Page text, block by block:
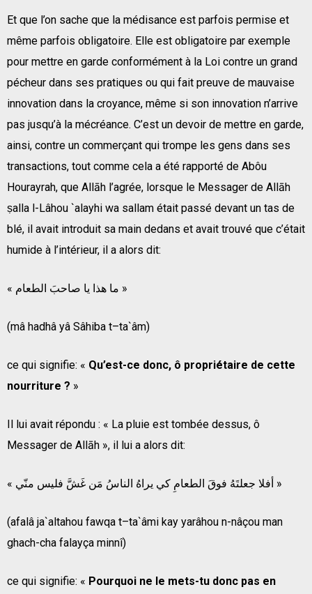
Et que l’on sache que la médisance est parfois permise et
même parfois obliga­toire. Elle est obligatoire par exemple
pour mettre en garde conformément à la Loi contre un grand
pécheur dans ses pratiques ou qui fait preuve de mauvaise
innovation dans la croyance, même si son innovation n’arrive
pas jusqu’à la mécréance. C’est un devoir de mettre en garde,
ainsi, contre un commerçant qui trompe les gens dans ses
transactions, tout comme cela a été rapporté de Abôu
Hourayrah, que Allāh l’agrée, lorsque le Messager de Allāh
ṣalla l-Lâhou `alayhi wa sallam était passé devant un tas de
blé, il avait introduit sa main dedans et avait trouvé que c’était
humide à l’intérieur, il a alors dit:
« ما هذا يا صاحبَ الطعام »
(mâ hadhâ yâ Sâhiba t–ta`âm)
ce qui signifie: « Qu’est-ce donc, ô propriétaire de cette
nourriture ? »
Il lui avait répondu : « La pluie est tombée dessus, ô
Messager de Allāh », il lui a alors dit:
« أفلا جعلتَهُ فوقَ الطعامِ كي يراهُ الناسُ مَن غَشَّ فليس منّي »
(afalâ ja`altahou fawqa t–ta`âmi kay yarâhou n-nâçou man
ghach-cha falayça minnî)
ce qui signifie: « Pourquoi ne le mets-tu donc pas en